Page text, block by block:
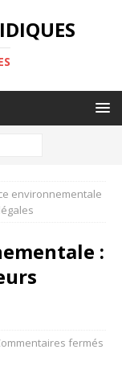
environnementale
:
fermés